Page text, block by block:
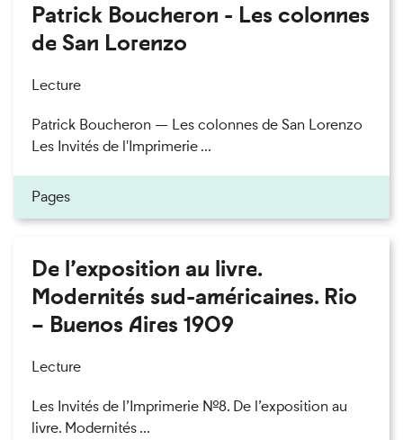
Patrick Boucheron - Les colonnes
de San Lorenzo
Lecture
Patrick Boucheron — Les colonnes de San Lorenzo
Les Invités de l'Imprimerie ...
Pages
De l’exposition au livre.
Modernités sud-américaines. Rio
– Buenos Aires 1909
Lecture
Les Invités de l’Imprimerie n°8. De l’exposition au
livre. Modernités ...